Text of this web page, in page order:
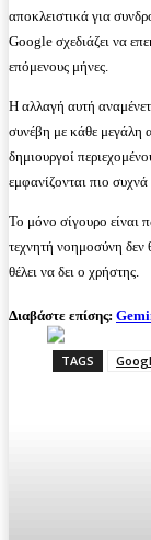
αποκλειστικά για
Google σχεδιάζει να
επόμενους μήνες.
Η αλλαγή αυτή
συνέβη με κάθε μεγάλη
δημιουργοί
εμφανίζονται πιο
Το μόνο σίγουρο είναι
τεχνητή νοημοσύνη δεν
θέλει να δει ο χρήστης.
Διαβάστε επίσης:
TAGS